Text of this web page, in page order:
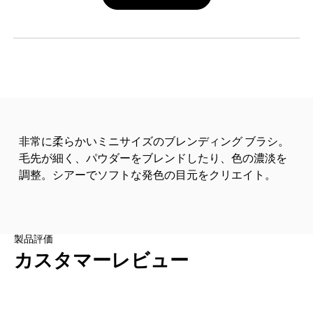
非常に柔らかいミニサイズのブレンディング ブラシ。
毛先が細く、パウダーをブレンドしたり、色の濃淡を
調整。シアーでソフトな発色の目元をクリエイト。
製品評価
カスタマーレビュー